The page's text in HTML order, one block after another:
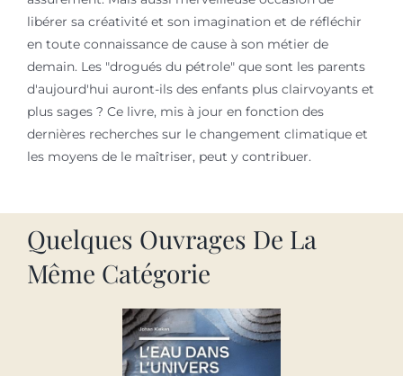
libérer sa créativité et son imagination et de réfléchir
en toute connaissance de cause à son métier de
demain. Les "drogués du pétrole" que sont les parents
d'aujourd'hui auront-ils des enfants plus clairvoyants et
plus sages ? Ce livre, mis à jour en fonction des
dernières recherches sur le changement climatique et
les moyens de le maîtriser, peut y contribuer.
Quelques Ouvrages De La
Même Catégorie